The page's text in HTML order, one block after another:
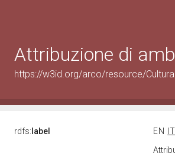
Attribuzione di
https://w3id.org/arco/resource/
rdfs: label EN
IT